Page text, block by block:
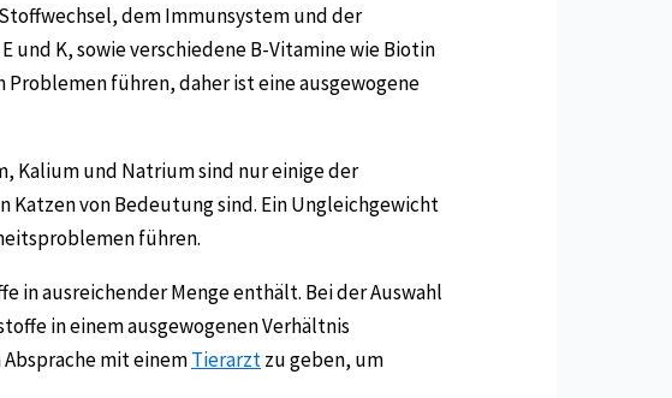
dem Immunsystem und der
und K, sowie verschiedene B-Vitamine wie Biotin
führen, daher ist eine ausgewogene
Kalium und Natrium sind nur einige der
von Bedeutung sind. Ein Ungleichgewicht
führen.
in ausreichender Menge enthält. Bei der Auswahl
in einem ausgewogenen Verhältnis
mit einemTierarztzu geben, um